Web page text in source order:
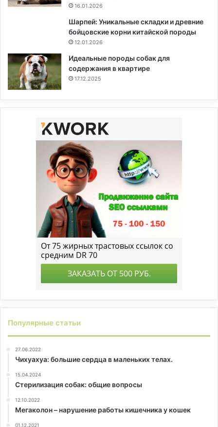
16.01.2026
Шарпей: Уникальные складки и древние
бойцовские корни китайской породы
12.01.2026
Идеальные породы собак для
содержания в квартире
17.12.2025
Популярные статьи
27.06.2022
Чихуахуа: большие сердца в маленьких телах.
15.04.2024
Стерилизация собак: общие вопросы
12.10.2022
Мегаколон – нарушение работы кишечника у кошек
01.12.2021